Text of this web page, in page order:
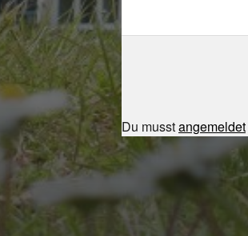
Du musstangemeldet